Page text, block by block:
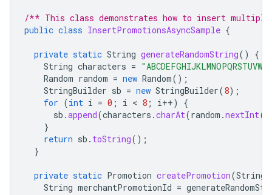
/** This class demonstrates how to insert multiple
public class InsertPromotionsAsyncSample {
private static String generateRandomString()
{
String characters =
Random random = new Random();
StringBuilder sb = new StringBuilder(8);
for (int i = 0 ; i < 8 ; i++)
{
sb .append(characters .charAt(random .nextInt(
}
return sb . toString();
}
private static Promotion createPromotion(String
String merchantPromotionId =